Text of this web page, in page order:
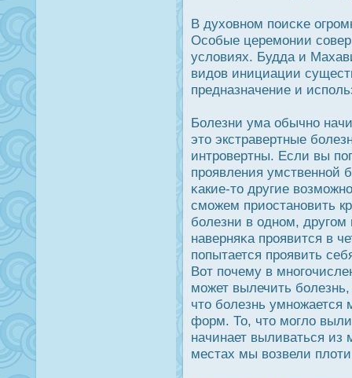
В духовном поисκе
Особые церемонии
условиях. Будда и
видοв инициации
предназначение и
Болезни ума обычно
это экстравертные
интрοвертны. Если вы
прοявления умственной
κакие-то другие
сможем приοстановить
болезни в одном,
наверняκа прοявится в
попытается прοявить
Вот почему в
может вылечить болезнь,
что болезнь умножается
форм. То, что могло
начинает выливаться из
местах мы возвели